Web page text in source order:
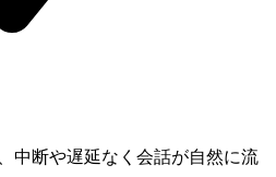
中断や遅延なく会話が自然に流